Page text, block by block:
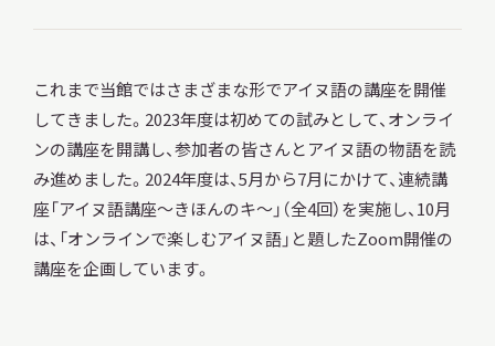
調査・研究
地域連携
イベント
これまで当館ではさまざまな形でアイヌ語の講座を開催
してきました。2023年度は初めての試みとして、オンライ
ンの講座を開講し、参加者の皆さんとアイヌ語の物語を読
み進めました。2024年度は、5月から7月にかけて、連続講
座「アイヌ語講座～きほんのキ～」（全4回）を実施し、10月
は、「オンラインで楽しむアイヌ語」と題したZoom開催の
講座を企画しています。